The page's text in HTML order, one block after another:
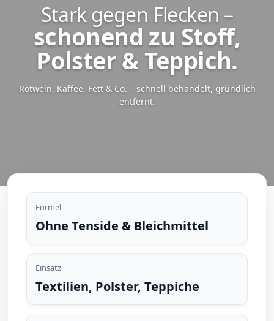
Stark gegen Flecken –
schonend zu Stoff,
Polster & Teppich.
Rotwein, Kaffee, Fett & Co. – schnell behandelt, gründlich
entfernt.
Formel
Ohne Tenside & Bleichmittel
Einsatz
Textilien, Polster, Teppiche